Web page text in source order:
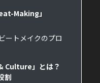
Making」
ートメイクのプロ
Culture」とは？
割